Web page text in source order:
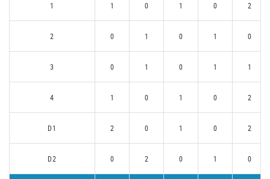
1 1 0 1 0 2
2 0 1 0 1 0
3 0 1 0 1 1
4 1 0 1 0 2
D1 2 0 1 0 2
D2 0 2 0 1 0